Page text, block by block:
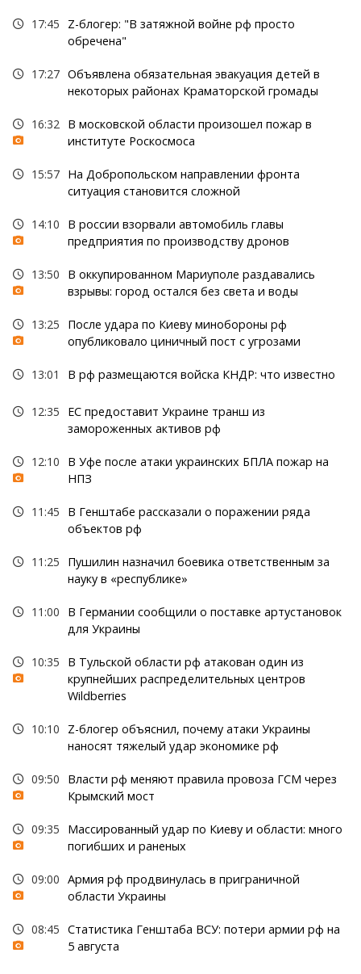
17:45
Z-блогер: "В затяжной войне рф просто
обречена"
17:27 Объявлена обязательная эвакуация детей в
некоторых районах Краматорской громады
16:32 В московской области произошел пожар в
институте Роскосмоса
15:57 На Добропольском направлении фронта
ситуация становится сложной
14:10
В россии взорвали автомобиль главы
предприятия по производству дронов
13:50
В оккупированном Мариуполе раздавались
взрывы: город остался без света и воды
13:25
После удара по Киеву минобороны рф
опубликовало циничный пост с угрозами
13:01 В рф размещаются войска КНДР: что известно
12:35
ЕС предоставит Украине транш из
замороженных активов рф
12:10
В Уфе после атаки украинских БПЛА пожар на
НПЗ
11:45
В Генштабе рассказали о поражении ряда
объектов рф
11:25
Пушилин назначил боевика ответственным за
науку в «республике»
11:00
В Германии сообщили о поставке артустановок
для Украины
10:35
В Тульской области рф атакован один из
крупнейших распределительных центров
Wildberries
10:10
Z-блогер объяснил, почему атаки Украины
наносят тяжелый удар экономике рф
09:50
Власти рф меняют правила провоза ГСМ через
Крымский мост
09:35
Массированный удар по Киеву и области: много
погибших и раненых
09:00 Армия рф продвинулась в приграничной
области Украины
08:45 Статистика Генштаба ВСУ: потери армии рф на
5 августа